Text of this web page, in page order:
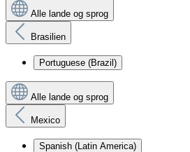
Alle lande og sprog
Brasilien
Portuguese (Brazil)
Alle lande og sprog
Mexico
Spanish (Latin America)